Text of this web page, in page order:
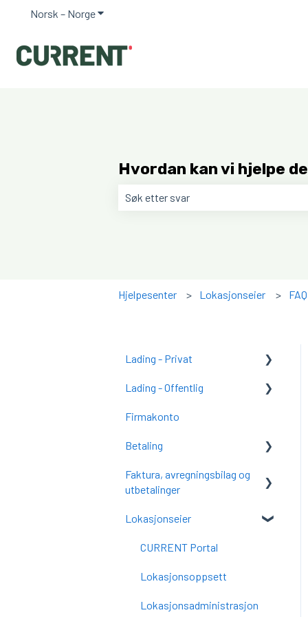
Norsk – NorgeVis undermeny for oversettelser
Hvordan kan vi hjelpe
Hjelpesenter Lokasjonseier FAQ
Lading - Privat
Kom i gang med CURRENT
SmartCharge)
CURRENT Charge
Vanlige spørsmål
Lading - Offentlig
Kom i gang med CURRENT
Vanlige spørsmål
Firmakonto
Betaling
FAQ
Faktura, avregningsbilag og
utbetalinger
Faktura
Avregningsbilag
Utbetalinger
Økonomi
Lokasjonseier
CURRENT Portal
Lokasjonsoppsett
Lokasjonsadministrasjon